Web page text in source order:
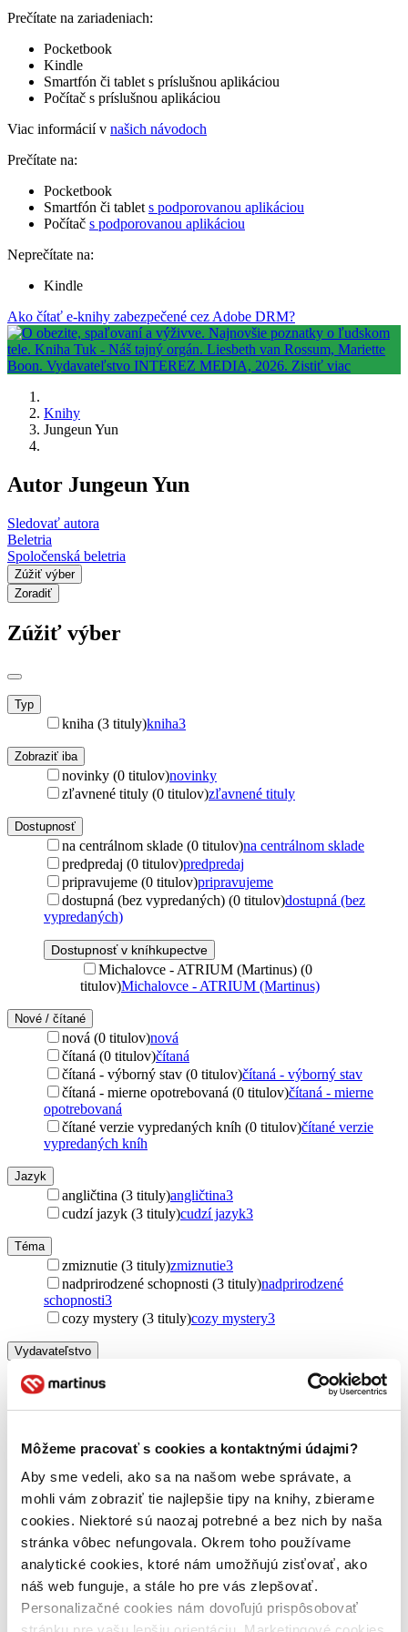
Môžeme pracovať s cookies a kontaktnými údajmi?
Aby sme vedeli, ako sa na našom webe správate, a
mohli vám zobraziť tie najlepšie tipy na knihy, zbierame
cookies. Niektoré sú naozaj potrebné a bez nich by naša
stránka vôbec nefungovala. Okrem toho používame
analytické cookies, ktoré nám umožňujú zisťovať, ako
náš web funguje, a stále ho pre vás zlepšovať.
Personalizačné cookies nám dovoľujú prispôsobovať
Prečítate na zariadeniach:
Pocketbook
Kindle
Smartfón či tablet s príslušnou aplikáciou
Počítač s príslušnou aplikáciou
Viac informácií v našich návodoch
Prečítate na:
Pocketbook
Smartfón či tablet s podporovanou aplikáciou
Počítač s podporovanou aplikáciou
Neprečítate na:
Kindle
Ako čítať e-knihy zabezpečené cez Adobe DRM?
Knihy
Jungeun Yun
Autor Jungeun Yun
Sledovať autora
Beletria
Spoločenská beletria
Zúžiť výber
Zoradiť
Zúžiť výber
Typ
kniha (3 tituly)kniha3
Zobraziť iba
novinky (0 titulov)novinky
zľavnené tituly (0 titulov)zľavnené tituly
Dostupnosť
na centrálnom sklade (0 titulov)na centrálnom sklade
predpredaj (0 titulov)predpredaj
pripravujeme (0 titulov)pripravujeme
dostupná (bez vypredaných) (0 titulov)dostupná (bez
vypredaných)
Dostupnosť v kníhkupectve
Michalovce - ATRIUM (Martinus) (0
titulov)Michalovce - ATRIUM (Martinus)
Nové / čítané
nová (0 titulov)nová
čítaná (0 titulov)čítaná
čítaná - výborný stav (0 titulov)čítaná - výborný stav
čítaná - mierne opotrebovaná (0 titulov)čítaná - mierne
opotrebovaná
čítané verzie vypredaných kníh (0 titulov)čítané verzie
vypredaných kníh
Jazyk
angličtina (3 tituly)angličtina3
cudzí jazyk (3 tituly)cudzí jazyk3
Téma
zmiznutie (3 tituly)zmiznutie3
nadprirodzené schopnosti (3 tituly)nadprirodzené
schopnosti3
cozy mystery (3 tituly)cozy mystery3
Vydavateľstvo
Transworld (1 titul)
pevná väzba (2 tituly) pevná väzba2
brožovaná väzba (1 titul) brožovaná väzba 1
Zúžiť výber
Zoradiť
Bestsellery